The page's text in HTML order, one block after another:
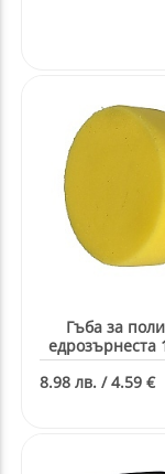
Гъба за
едрозърнеста
8.98 лв. / 4.59 €